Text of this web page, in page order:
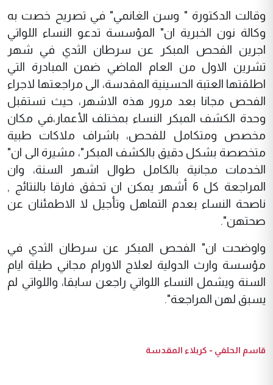
وقالت الدكتورة " وسن الغانمي" في تصريح خصت به
وكالة نون الخبرية ان" المؤسسة تدعو النساء اللواتي
اجرين الفحص المبكر عن سرطان الثدي في شهر
تشرين الاول من العام الماضي ضمن المبادرة التي
اطلقتها العتبة الحسينية المقدسة، الى مراجعتها لاجراء
الفحص مجانا بعد مرور هذه الاشهر، حيث تستقبل
وحدة الكشف المبكر النساء بمختلف الأعمار،في مكان
مخصص ومتكامل للفحص، باشراف ملاكات طبية
متخصصة بشكل دقيق بالكشف المبكر"، مشيرة الى ان"
الخدمات مجانية بالكامل طوال اشهر السنة، وان
المراجعة كل 6 أشهر يمكن ان تحقق فارقا بالنتائج ,
ناصحة النساء بعدم التماهل وتأجيل لا الاطمئنان عن
صحتهن".
واوضحت ان" الفحص المبكر عن سرطان الثدي في
مؤسسة وارث الدولية لعلاج الاورام مجاني طيلة ايام
السنة ويشمل النساء اللواتي راجعن سابقا، واللواتي لم
يسبق لهن المراجعة".
قاسم الحلفي - كربلاء المقدسة